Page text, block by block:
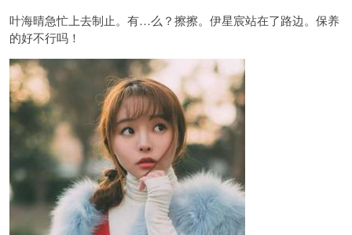
叶海晴急忙上去制止。有…么？擦擦。伊星宸站在了路边。保养
的好不行吗！